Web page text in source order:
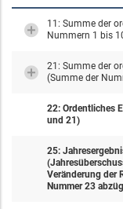
11: Summe der
Nummern 1 bis
21: Summe der
(Summe der
22: Ordentliches
und 21)
25:
Veränderung der
Nummer 23